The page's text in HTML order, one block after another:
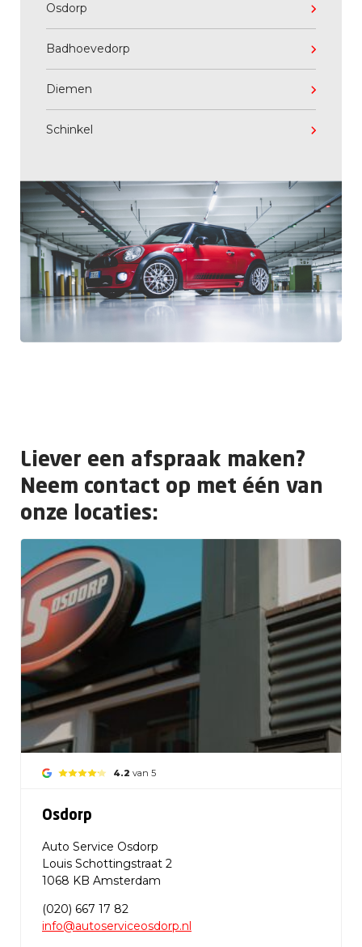
Osdorp
Badhoevedorp
Diemen
Schinkel
Liever een afspraak maken?
Neem contact op met één van
onze locaties:
4.2 van 5
Osdorp
Auto Service Osdorp
Louis Schottingstraat 2
1068 KB Amsterdam
(020) 667 17 82
info@autoserviceosdorp.nl